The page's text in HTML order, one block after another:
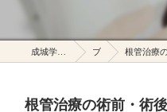
成城学園前駅の鈴木歯科医院 ブログ 根管治療の術前・術後のレント
根管治療の術前・術